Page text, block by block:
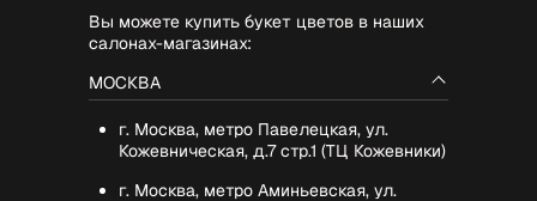
Вы можете купить букет цветов в наших
салонах-магазинах:
МОСКВА
г. Москва, метро Павелецкая, ул.
Кожевническая, д.7 стр.1 (ТЦ Кожевники)
г. Москва, метро Аминьевская, ул.